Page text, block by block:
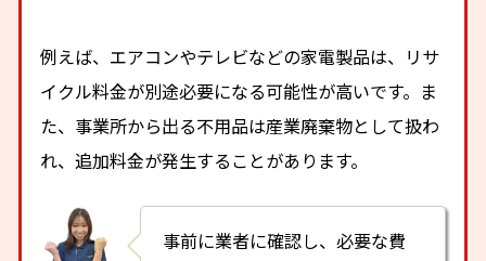
例えば、エアコンやテレビなどの家電製品は、リサ
イクル料金が別途必要になる可能性が高いです。ま
た、事業所から出る不用品は産業廃棄物として扱わ
れ、追加料金が発生することがあります。
事前に業者に確認し、必要な費